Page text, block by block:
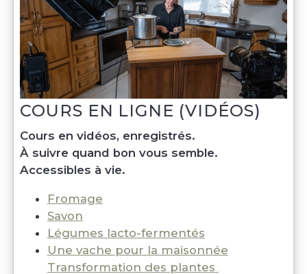
COURS EN LIGNE (VIDÉOS)
Cours en vidéos, enregistrés.
À suivre quand bon vous semble.
Accessibles à vie.
Fromage
Savon
Légumes lacto-fermentés
Une vache pour la maisonnée
Transformation des plantes